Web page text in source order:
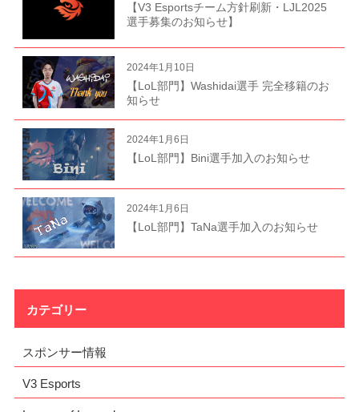
【V3 Esportsチーム方針刷新・LJL2025
選手募集のお知らせ】
2024年1月10日
【LoL部門】Washidai選手 完全移籍のお
知らせ
2024年1月6日
【LoL部門】Bini選手加入のお知らせ
2024年1月6日
【LoL部門】TaNa選手加入のお知らせ
カテゴリー
スポンサー情報
V3 Esports